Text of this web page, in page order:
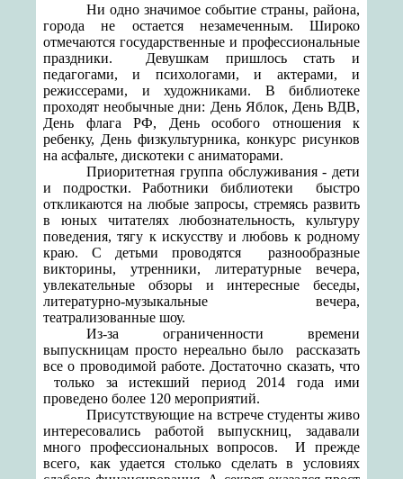
Ни одно значимое событие страны, района,
города не остается незамеченным. Широко
отмечаются государственные и профессиональные
праздники. Девушкам пришлось стать и
педагогами, и психологами, и актерами, и
режиссерами, и художниками. В библиотеке
проходят необычные дни: День Яблок, День ВДВ,
День флага РФ, День особого отношения к
ребенку, День физкультурника, конкурс рисунков
на асфальте, дискотеки с аниматорами.
Приоритетная группа обслуживания - дети
и подростки. Работники библиотеки быстро
откликаются на любые запросы, стремясь развить
в юных читателях любознательность, культуру
поведения, тягу к искусству и любовь к родному
краю. С детьми проводятся
разнообразные
викторины, утренники, литературные вечера,
увлекательные обзоры и интересные беседы,
литературно-музыкальные вечера,
театрализованные шоу.
Из-за ограниченности времени
выпускницам просто нереально было рассказать
все о проводимой работе. Достаточно сказать, что
только за истекший период 2014 года ими
проведено более 120 мероприятий.
Присутствующие на встрече студенты живо
интересовались работой выпускниц, задавали
много профессиональных вопросов.И прежде
всего, как удается столько сделать в условиях